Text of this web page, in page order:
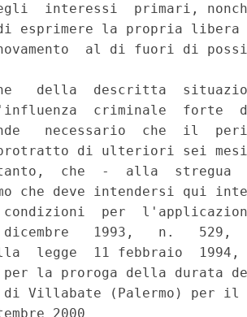
interessi  primari,
esprimere la propria libera
al di fuori di
della  descritta
criminale  forte
necessario  che  il
protratto di ulteriori sei
che  -  alla  stregua
che deve intendersi qui
per
dicembre   1993,   n.   529,
legge  11 febbraio
la proroga della durata
di Villabate (Palermo) per il
2000